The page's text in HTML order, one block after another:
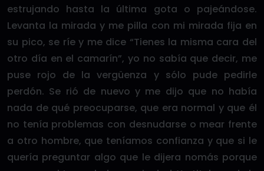
estrujando hasta la última gota o pajeándose.
Levanta la mirada y me pilla con mi mirada fija en
su pico, se ríe y me dice “Tienes la misma cara del
otro día en el camarín”, yo no sabía que decir, me
puse rojo de la vergüenza y sólo pude pedirle
perdón. Se rió de nuevo y me dijo que no había
nada de qué preocuparse, que era normal y que él
no tenía problemas con desnudarse o mear frente
a otro hombre, que teníamos confianza y que si le
quería preguntar algo que le dijera nomás porque